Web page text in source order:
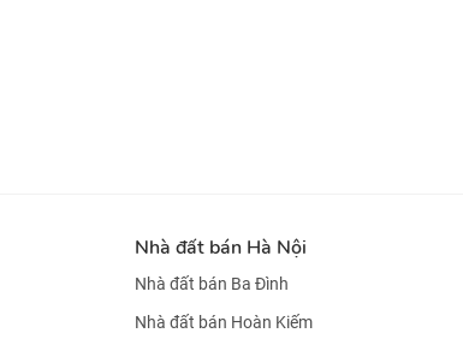
Nhà đất bán Hà Nội
Nhà đất bán Ba Đình
Nhà đất bán Hoàn Kiếm